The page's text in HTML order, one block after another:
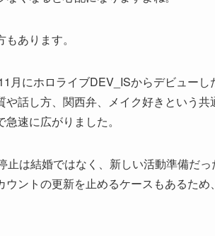
あります。
月にホロライブDEV_ISからデビューし
や話し方、関西弁、メイク好きという
速に広がりました。
止は結婚ではなく、新しい活動準備だ
ントの更新を止めるケースもあるた